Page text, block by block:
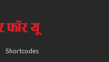
Shortcodes